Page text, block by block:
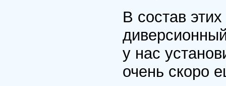
В состав
у нас
очень скоро